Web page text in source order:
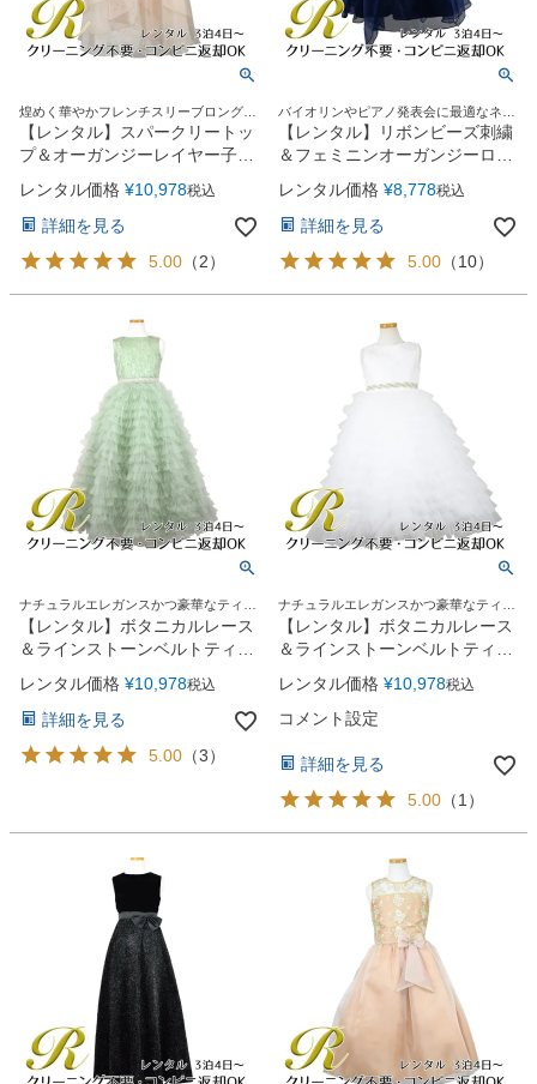
煌めく華やかフレンチスリーブロングド
レス
【レンタル】スパークリートッ
プ＆オーガンジーレイヤー子供
ドレス(JK3811)タープ
レンタル価格 ¥10,978税込
詳細を見る
5.00 （2）
バイオリンやピアノ発表会に最適なネイ
ビードレス
【レンタル】リボンビーズ刺繍
＆フェミニンオーガンジーロン
グ子供ドレス(YP155)ネイビー
レンタル価格 ¥8,778税込
詳細を見る
5.00 （10）
ナチュラルエレガンスかつ豪華なティア
ードチュールロングドレス
【レンタル】ボタニカルレース
＆ラインストーンベルトティア
ードチュール子供ドレス
(YP156)セージ
レンタル価格 ¥10,978税込
詳細を見る
5.00 （3）
ナチュラルエレガンスかつ豪華なティア
ードチュールロングドレス
【レンタル】ボタニカルレース
＆ラインストーンベルトティア
ードチュール子供ドレス
(YP156)ホワイト
レンタル価格 ¥10,978税込
コメント設定
詳細を見る
5.00 （1）